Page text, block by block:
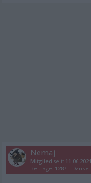
Nemaj
Mitglied seit: 11.06.2021
Beiträge: 1287 Danke: